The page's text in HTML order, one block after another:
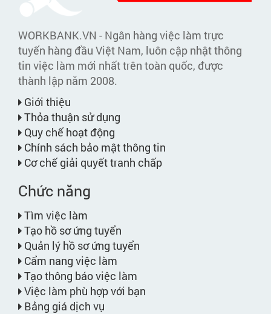
WORKBANK.VN - Ngân hàng việc làm trực
tuyến hàng đầu Việt Nam, luôn cập nhật thông
tin việc làm mới nhất trên toàn quốc, được
thành lập năm 2008.
Giới thiệu
Thỏa thuận sử dụng
Quy chế hoạt động
Chính sách bảo mật thông tin
Cơ chế giải quyết tranh chấp
Chức năng
Tìm việc làm
Tạo hồ sơ ứng tuyển
Quản lý hồ sơ ứng tuyển
Cẩm nang việc làm
Tạo thông báo việc làm
Việc làm phù hợp với bạn
Bảng giá dịch vụ